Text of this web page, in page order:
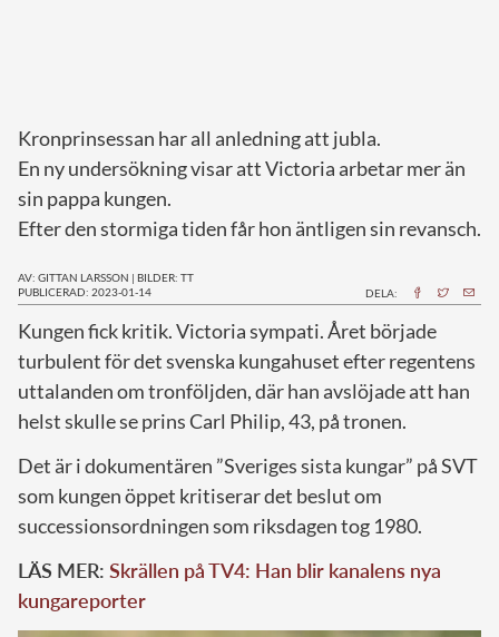
Kronprinsessan har all anledning att jubla.
En ny undersökning visar att Victoria arbetar mer än
sin pappa kungen.
Efter den stormiga tiden får hon äntligen sin revansch.
AV: GITTAN LARSSON | BILDER: TT
PUBLICERAD: 2023-01-14
DELA:
Kungen fick kritik. Victoria sympati. Året började
turbulent för det svenska kungahuset efter regentens
uttalanden om tronföljden, där han avslöjade att han
helst skulle se prins Carl Philip, 43, på tronen.
Det är i dokumentären ”Sveriges sista kungar” på SVT
som kungen öppet kritiserar det beslut om
successionsordningen som riksdagen tog 1980.
LÄS MER: Skrällen på TV4: Han blir kanalens nya
kungareporter